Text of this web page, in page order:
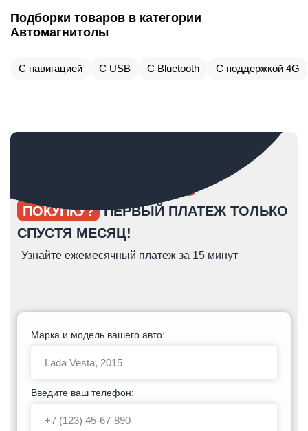
Подборки товаров в категории
Автомагнитолы
С навигацией С USB С Bluetooth С поддержкой 4G
ПОКУПКУ? ПЕРВЫЙ ПЛАТЕЖ ТОЛЬКО
СПУСТЯ МЕСЯЦ!
Узнайте ежемесячный платеж за 15 минут
Марка и модель вашего авто:
Введите ваш телефон: